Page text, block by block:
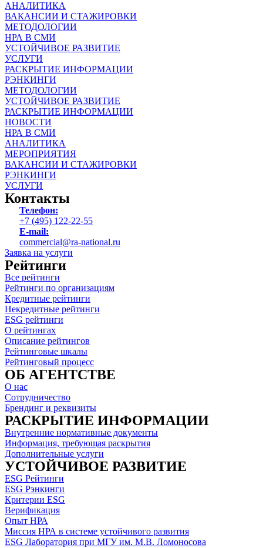
АНАЛИТИКА
ВАКАНСИИ И СТАЖИРОВКИ
МЕТОДОЛОГИИ
НРА В СМИ
УСТОЙЧИВОЕ РАЗВИТИЕ
УСЛУГИ
РАСКРЫТИЕ ИНФОРМАЦИИ
РЭНКИНГИ
МЕТОДОЛОГИИ
УСТОЙЧИВОЕ РАЗВИТИЕ
РАСКРЫТИЕ ИНФОРМАЦИИ
НОВОСТИ
НРА В СМИ
АНАЛИТИКА
МЕРОПРИЯТИЯ
ВАКАНСИИ И СТАЖИРОВКИ
РЭНКИНГИ
УСЛУГИ
Контакты
Телефон:
+7 (495) 122-22-55
E-mail:
commercial@ra-national.ru
Заявка на услуги
Рейтинги
Все рейтинги
Рейтинги по организациям
Кредитные рейтинги
Некредитные рейтинги
ESG рейтинги
О рейтингах
Описание рейтингов
Рейтинговые шкалы
Рейтинговый процесс
ОБ АГЕНТСТВЕ
О нас
Сотрудничество
Брендинг и реквизиты
РАСКРЫТИЕ ИНФОРМАЦИИ
Внутренние нормативные документы
Информация, требующая раскрытия
Дополнительные услуги
УСТОЙЧИВОЕ РАЗВИТИЕ
ESG Рейтинги
ESG Рэнкинги
Критерии ESG
Верификация
Опыт НРА
Миссия НРА в системе устойчивого развития
ESG Лаборатория при МГУ им. М.В. Ломоносова